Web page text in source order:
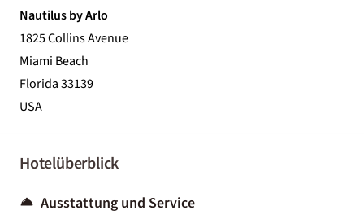
Nautilus by Arlo
1825 Collins Avenue
Miami Beach
Florida 33139
USA
Hotelüberblick
Ausstattung und Service